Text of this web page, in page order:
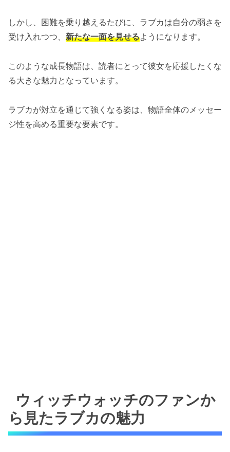
しかし、困難を乗り越えるたびに、ラブカは自分の弱さを
受け入れつつ、 新たな一面を見せるようになります。
このような成長物語は、読者にとって彼女を応援したくな
る大きな魅力となっています。
ラブカが対立を通じて強くなる姿は、物語全体のメッセー
ジ性を高める重要な要素です。
ウィッチウォッチのファンか
ら見たラブカの魅力